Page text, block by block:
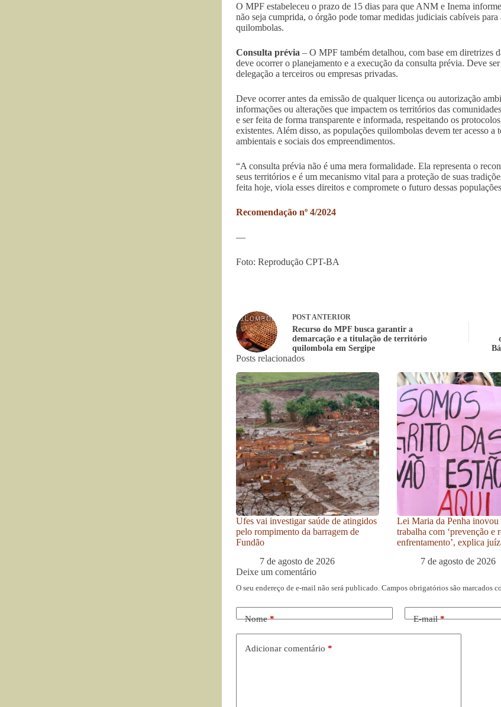
O MPF estabeleceu o prazo de 15 dias para que ANM e Inema
não seja cumprida, o órgão pode tomar medidas judiciais cabíveis
quilombolas.
Consulta prévia – O MPF também detalhou, com base em diretrizes
deve ocorrer o planejamento e a execução da consulta prévia. Deve
delegação a terceiros ou empresas privadas.
Deve ocorrer antes da emissão de qualquer licença ou autorização
informações ou alterações que impactem os territórios das
e ser feita de forma transparente e informada, respeitando os
existentes. Além disso, as populações quilombolas devem ter acesso a
ambientais e sociais dos empreendimentos.
“A consulta prévia não é uma mera formalidade. Ela representa o
seus territórios e é um mecanismo vital para a proteção de suas
feita hoje, viola esses direitos e compromete o futuro dessas
Recomendação nº 4/2024
—
Foto: Reprodução CPT-BA
POSTANTERIOR
Recurso do MPF busca garantir a
demarcação e a titulação de território
quilombola em Sergipe
Posts relacionados
Ufes vai investigar saúde de atingidos
pelo rompimento da barragem de
Fundão
7 de agosto de 2026
Lei Maria da Penha inovou
trabalha com ‘prevenção e
enfrentamento’, explica
7 de agosto de 2026
Deixe um comentário
O seu endereço de e-mail não será publicado. Campos obrigatórios são marcados
Nome* E-mail*
Adicionar comentário *